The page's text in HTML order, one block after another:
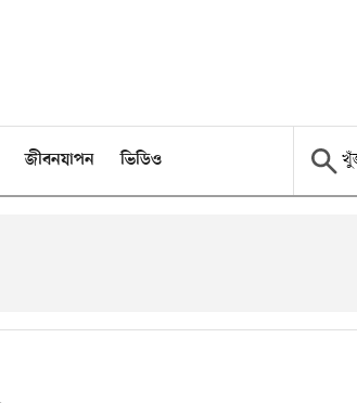
জীবনযাপন ভিডিও